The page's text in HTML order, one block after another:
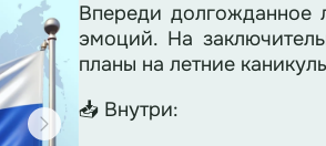
Впереди долгожданное
эмоций. На
планы на летние
📥 Внутри: